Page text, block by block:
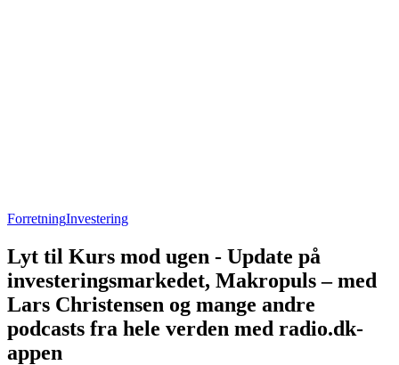
ForretningInvestering
Lyt til Kurs mod ugen - Update på
investeringsmarkedet, Makropuls – med
Lars Christensen og mange andre
podcasts fra hele verden med radio.dk-
appen